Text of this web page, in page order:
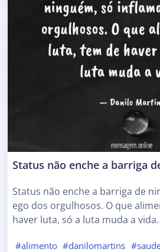
Status não enche a barriga
Status não enche a barriga de
ego dos orgulhosos. O que
haver luta, só a luta muda a vida.
#alimento #danilomartins